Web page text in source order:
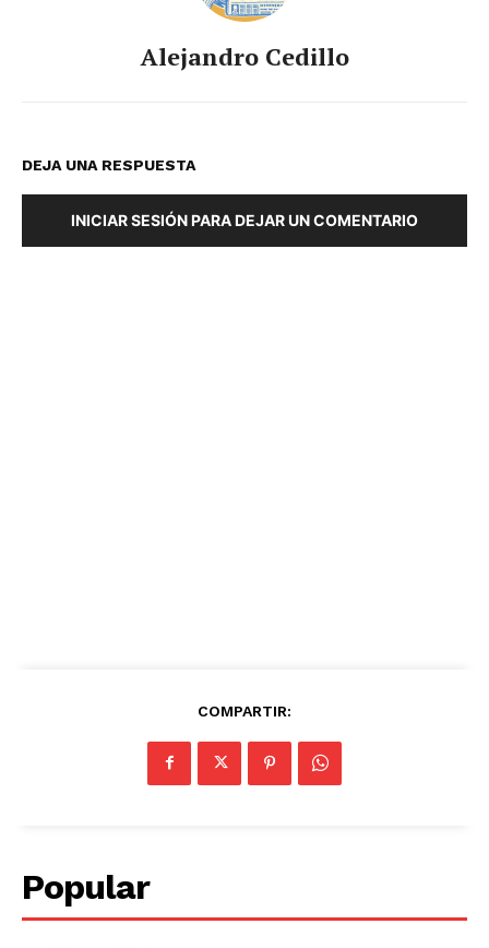
Alejandro Cedillo
DEJA UNA RESPUESTA
INICIAR SESIÓN PARA DEJAR UN COMENTARIO
COMPARTIR:
Popular